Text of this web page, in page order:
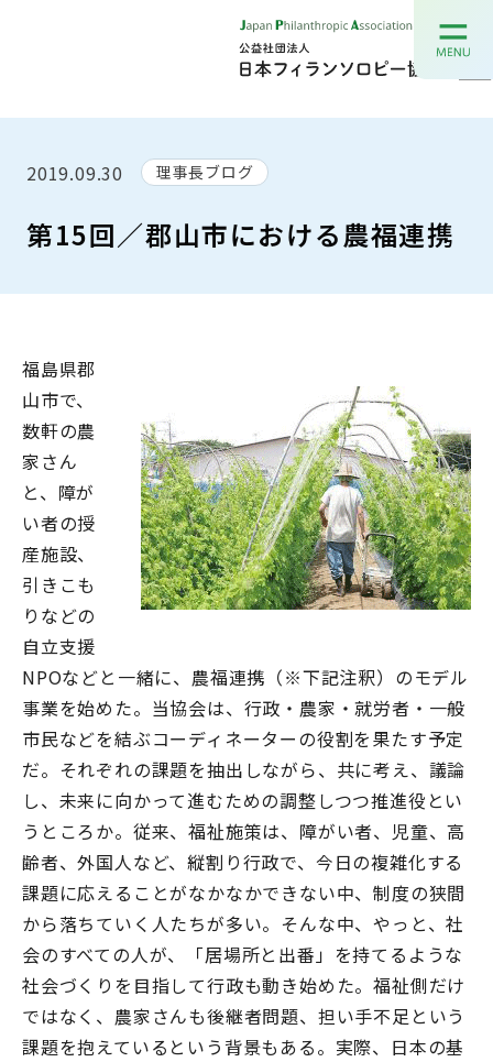
2019.09.30 理事長ブログ
第15回／郡山市における農福連携
福島県郡
山市で、
数軒の農
家さん
と、障が
い者の授
産施設、
引きこも
りなどの
自立支援
NPOなどと一緒に、農福連携（※下記注釈）のモデル
事業を始めた。当協会は、行政・農家・就労者・一般
市民などを結ぶコーディネーターの役割を果たす予定
だ。それぞれの課題を抽出しながら、共に考え、議論
し、未来に向かって進むための調整しつつ推進役とい
うところか。従来、福祉施策は、障がい者、児童、高
齢者、外国人など、縦割り行政で、今日の複雑化する
課題に応えることがなかなかできない中、制度の狭間
から落ちていく人たちが多い。そんな中、やっと、社
会のすべての人が、「居場所と出番」を持てるような
社会づくりを目指して行政も動き始めた。福祉側だけ
ではなく、農家さんも後継者問題、担い手不足という
課題を抱えているという背景もある。実際、日本の基